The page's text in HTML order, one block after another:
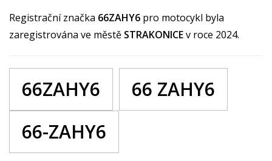
Registrační značka 66ZAHY6 pro motocykl byla
zaregistrována ve městě STRAKONICEv roce 2024.
66ZAHY6
66 ZAHY6
66-ZAHY6